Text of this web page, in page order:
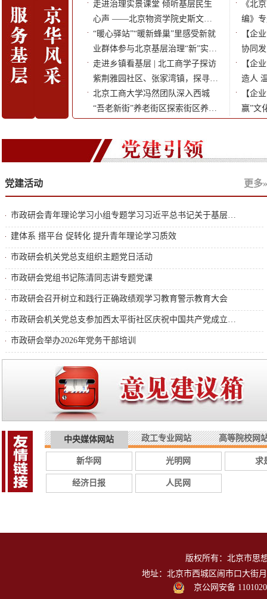
2026年度基层立项课题开题会顺利
召开
2026年基层立项课题立项公示
关于开展2026年基层立项课题申报
工作的通知
市政研会研究所召开2025年基层立
项课题中期会
全媒体视域下
同育人质量提
大兴区创新思
首都高质量发展
以思想政治工
2025年基层立
走进治理实景课堂 倾听基层民生
心声 ——北京物资学院史斯文团
队深入通州区紫荆雅园社区 从鲜
活案例中汲取基层治理智慧
“暖心驿站”“暖新蜂巢”里感受新就
业群体参与北京基层治理“新”实践
——北京城市学院课题组实践调研
走进乡镇看基层 | 北工商学子探访
紫荆雅园社区、张家湾镇，探寻
ESG视角下基层治理蜕变之路
北京工商大学冯然团队深入西城
“吾老新街”养老街区探索街区养老
《北
编》
【企业
协同
公司
【企业
造人 温暖人 全方位构建以人为本
的思
局（
【企
赢”文化相结
党建活动 更多
市政研会青年理论学习小组专题学习习近平总书记关于基层工作方法的重要论述
建体系 搭平台 促转化 提升青年理论学习质效
市政研会机关党总支组织主题党日活动
市政研会党组书记陈清同志讲专题党课
市政研会召开树立和践行正确政绩观学习教育警示教育大会
市政研会机关党总支参加西太平街社区庆祝中国共产党成立105周年活动
市政研会举办2026年党务干部培训
中央媒体网站 政工专业网站 高等院校网
新华网 光明网 求
经济日报 人民网
版权所有：北京市思
地址：北京市西城区闹市口大街
京公网安备